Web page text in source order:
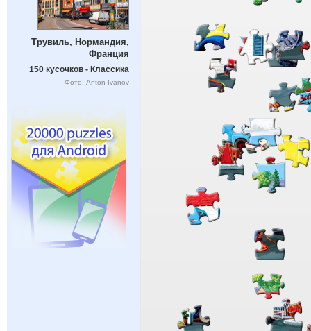
Трувиль, Нормандия,
Франция
150 кусочков - Классика
Фото: Anton Ivanov